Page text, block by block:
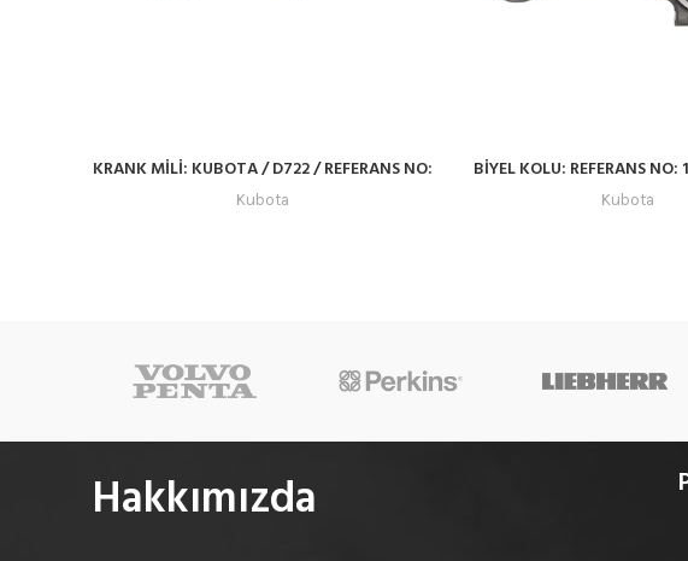
KRANK MİLİ: KUBOTA / D722 / REFERANS NO:
16863-23013
Kubota
BİYEL KOLU: REFERANS
Kubota
Hakkımızda